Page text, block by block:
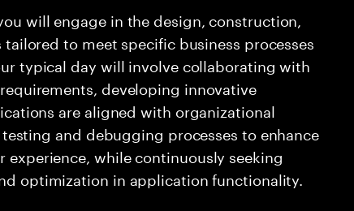
will engage in the design, construction,
to meet specific business processes
typical day will involve collaborating with
developing innovative
are aligned with organizational
and debugging processes to enhance
while continuously seeking
optimization in application functionality.